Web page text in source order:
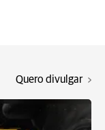
Quero divulgar